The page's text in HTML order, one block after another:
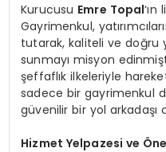
Kurucusu Emre Topal
Gayrimenkul,
tutarak, kaliteli ve doğru
sunmayı misyon
şeffaflık ilkeleriyle
sadece bir gayrimenkul
güvenilir bir yol arkadaşı
Hizmet Yelpazesi ve